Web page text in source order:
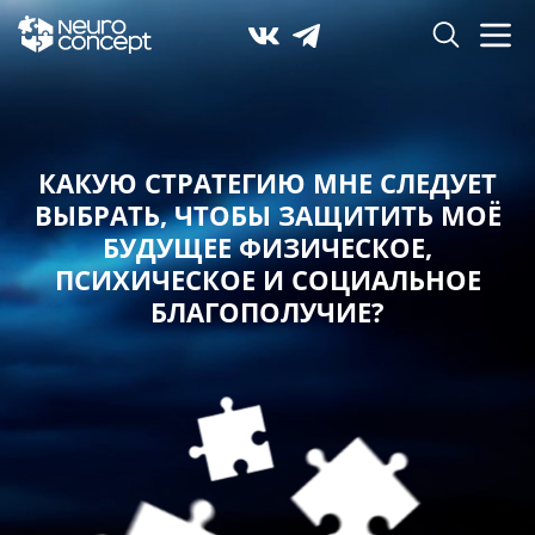
КАКУЮ СТРАТЕГИЮ МНЕ СЛЕДУЕТ
ВЫБРАТЬ,ЧТОБЫ ЗАЩИТИТЬ МОЁ
БУДУЩЕЕ ФИЗИЧЕСКОЕ,
ПСИХИЧЕСКОЕ И СОЦИАЛЬНОЕ
БЛАГОПОЛУЧИЕ?